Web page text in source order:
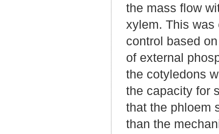
the mass flow
xylem. This was
control based
of external
the cotyledons
the capacity for
that the phloem
than the